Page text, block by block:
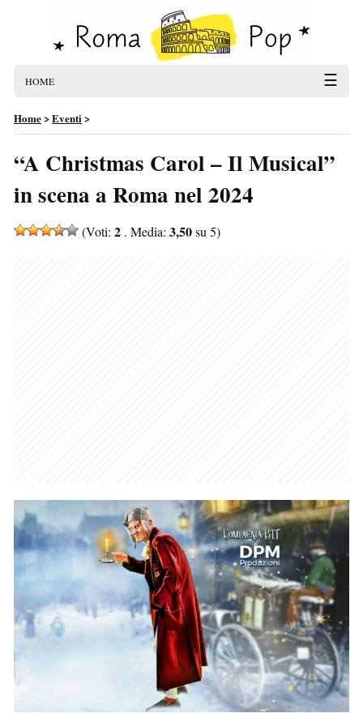
HOME ☰
Home>Eventi>
“A Christmas Carol – Il Musical”
in scena a Roma nel 2024
(Voti: 2 . Media: 3,50su 5)